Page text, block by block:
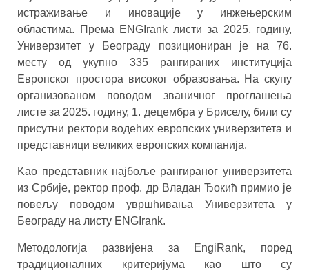
истраживање и иновације у инжењерским
областима. Према ENGIrank листи за 2025, годину,
Универзитет у Београду позициониран је на 76.
месту од укупно 335 рангираних институција
Европског простора високог образовања. На скупу
организованом поводом званичног проглашења
листе за 2025. годину, 1. децембра у Бриселу, били су
присутни ректори водећих европских универзитета и
представници великих европских компанија.
Kао представник најбоље рангираног универзитета
из Србије, ректор проф. др Владан Ђокић примио је
повељу поводом увршћивања Универзитета у
Београду на листу ENGIrank.
Методологија развијена за EngiRank, поред
традиционалних критеријума као што су